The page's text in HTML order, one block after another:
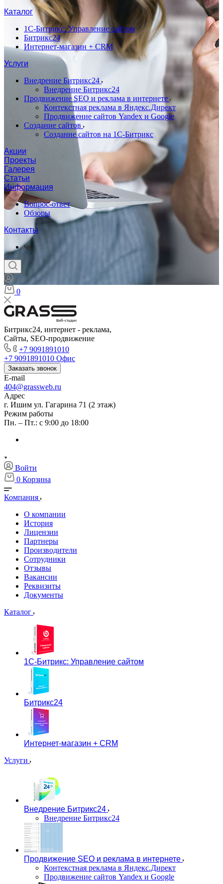
Каталог
1С-Битрикс: Управление сайтом
Битрикс24
Интернет-магазин + CRM
Услуги
Внедрение Битрикс24
Внедрение Битрикс24
Продвижение SEO и реклама в интернете
Контекстная реклама в Яндекс.Директ
Продвижение сайтов Yandex и Google
Создание сайтов
Создание сайтов на 1С-Битрикс
Акции
Проекты
Галерея
Статьи
Информация
Вопрос-ответ
Обзоры
Контакты
0
Веб-студия
Битрикс24, интернет - реклама,
Сайты, SEO-продвижение
+7 9091891010
+7 9091891010 Офис
Заказать звонок
E-mail
404@grassweb.ru
Адрес
г. Ишим ул. Гагарина 71 (2 этаж)
Режим работы
Пн. – Пт.: с 9:00 до 18:00
Войти
0 Корзина
Компания
О компании
История
Лицензии
Партнеры
Производители
Сотрудники
Отзывы
Вакансии
Реквизиты
Документы
Каталог
1С-Битрикс: Управление сайтом
Битрикс24
Интернет-магазин + CRM
Услуги
Внедрение Битрикс24
Внедрение Битрикс24
Продвижение SEO и реклама в интернете
Контекстная реклама в Яндекс.Директ
Продвижение сайтов Yandex и Google